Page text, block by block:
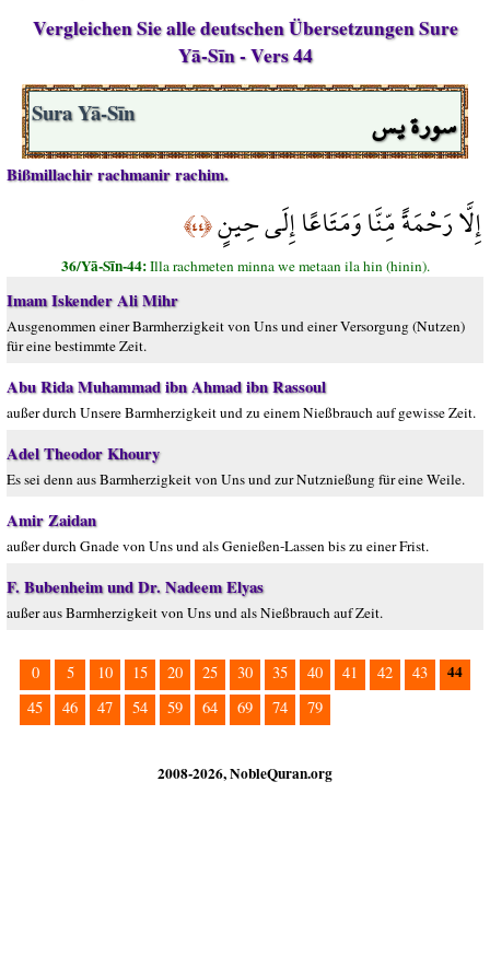
Vergleichen Sie alle deutschen Übersetzungen Sure
Yā-Sīn - Vers 44
سورة يس Sura Yā-Sīn
Bißmillachir rachmanir rachim.
إِلَّا رَحْمَةً مِّنَّا وَمَتَاعًا إِلَى حِينٍ﴿٤٤﴾
36/Yā-Sīn-44:Illa rachmeten minna we metaan ila hin (hinin).
Imam Iskender Ali Mihr
Ausgenommen einer Barmherzigkeit von Uns und einer Versorgung (Nutzen)
für eine bestimmte Zeit.
Abu Rida Muhammad ibn Ahmad ibn Rassoul
außer durch Unsere Barmherzigkeit und zu einem Nießbrauch auf gewisse Zeit.
Adel Theodor Khoury
Es sei denn aus Barmherzigkeit von Uns und zur Nutznießung für eine Weile.
Amir Zaidan
außer durch Gnade von Uns und als Genießen-Lassen bis zu einer Frist.
F. Bubenheim und Dr. Nadeem Elyas
außer aus Barmherzigkeit von Uns und als Nießbrauch auf Zeit.
0 5 10 15 20 25 30 35 40 41 42 43 44
45 46 47 54 59 64 69 74 79
2008-2026, NobleQuran.org